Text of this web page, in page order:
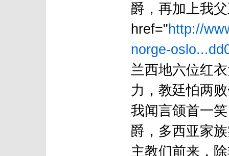
爵，再加上我
href="http://
norge-
兰西地六位红
力，教廷怕两
我闻言颌首一
爵，多西亚家
主教们前来，